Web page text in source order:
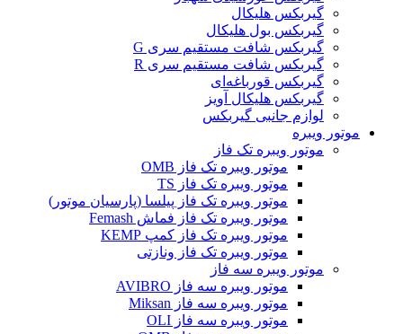
گیربکس هلیکال
گیربکس بول هلیکال
گیربکس شافت مستقیم سری G
گیربکس شافت مستقیم سری R
گیربکس قورباغه‌ای
گیربکس هلیکال آویز
لوازم جانبی گیربکس
موتور ویبره
موتور ویبره تک فاز
موتور ویبره تک فاز OMB
موتور ویبره تک فاز TS
موتور ویبره تک فاز پیلسا (پارسیان موتور)
موتور ویبره تک فاز فماش Femash
موتور ویبره تک فاز کمپ KEMP
موتور ویبره تک فاز ونازتی
موتور ویبره سه فاز
موتور ویبره سه فاز AVIBRO
موتور ویبره سه فاز Miksan
موتور ویبره سه فاز OLI